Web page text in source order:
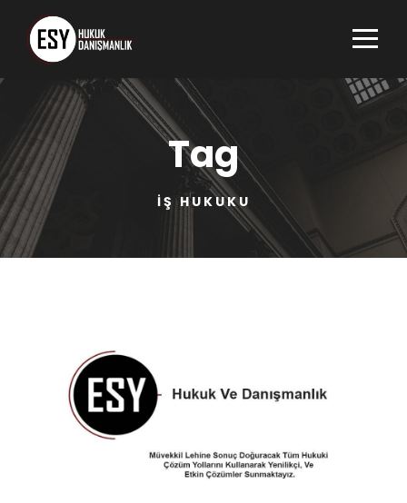
Tag
IŞ HUKUKU